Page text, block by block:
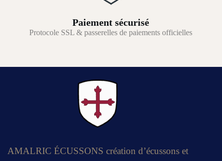
Paiement sécurisé
Protocole SSL & passerelles de paiements officielles
AMALRIC ÉCUSSONS création d’écussons et